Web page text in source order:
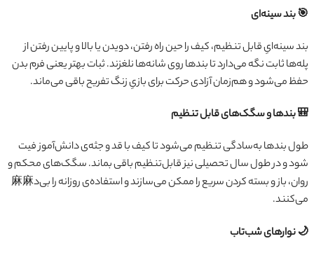
🎯 بند سینه‌ای
بند سینه‌ایِ قابل تنظیم، کیف را حین راه رفتن، دویدن یا بالا و پایین رفتن از
پله‌ها ثابت نگه می‌دارد تا بندها روی شانه‌ها نلغزند. ثبات بهتر یعنی فرم بدن
حفظ می‌شود و هم‌زمان آزادی حرکت برای بازیِ زنگ تفریح باقی می‌ماند.
🎒 بندها و سگک‌های قابل تنظیم
طول بندها به‌سادگی تنظیم می‌شود تا کیف با قد و جثه‌ی دانش‌آموز فیت
شود و در طول سال تحصیلی نیز قابل‌تنظیم باقی بماند. سگک‌های محکم و
روان، باز و بسته کردن سریع را ممکن می‌سازند و استفاده‌ی روزانه را بی‌د麻麻
می‌کنند.
🌙 نوارهای شب‌تاب